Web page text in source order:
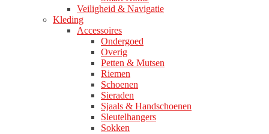
Veiligheid & Navigatie
Kleding
Accessoires
Ondergoed
Overig
Petten & Mutsen
Riemen
Schoenen
Sieraden
Sjaals & Handschoenen
Sleutelhangers
Sokken